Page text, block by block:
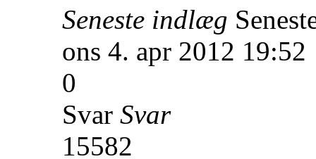
Seneste indlæg
ons 4. apr 2012 19:52
0
Svar Svar
15582